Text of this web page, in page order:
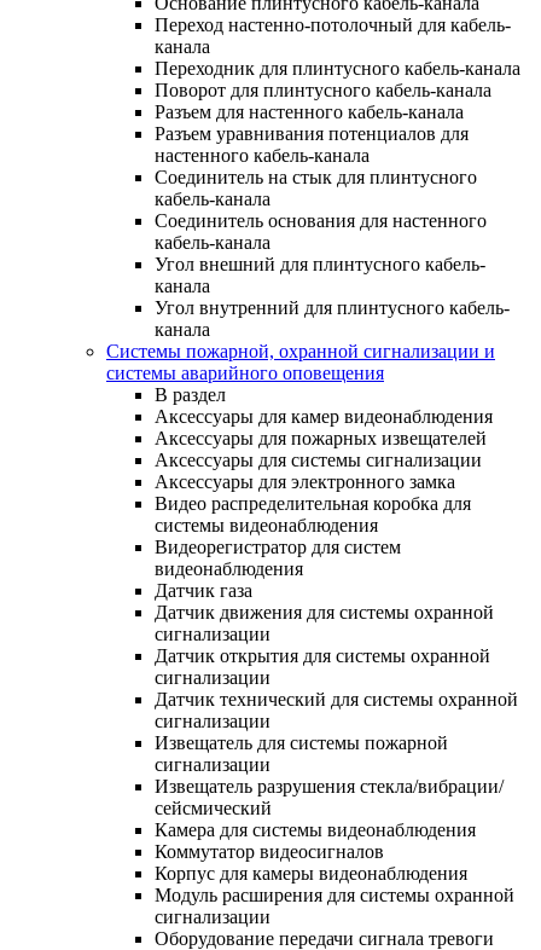
Переход настенно-потолочный для кабель-
канала
Переходник для плинтусного кабель-канала
Поворот для плинтусного кабель-канала
Разъем для настенного кабель-канала
Разъем уравнивания потенциалов для
настенного кабель-канала
Соединитель на стык для плинтусного
кабель-канала
Соединитель основания для настенного
кабель-канала
Угол внешний для плинтусного кабель-
канала
Угол внутренний для плинтусного кабель-
канала
Системы пожарной, охранной сигнализации и
системы аварийного оповещения
В раздел
Аксессуары для камер видеонаблюдения
Аксессуары для пожарных извещателей
Аксессуары для системы сигнализации
Аксессуары для электронного замка
Видео распределительная коробка для
системы видеонаблюдения
Видеорегистратор для систем
видеонаблюдения
Датчик газа
Датчик движения для системы охранной
сигнализации
Датчик открытия для системы охранной
сигнализации
Датчик технический для системы охранной
сигнализации
Извещатель для системы пожарной
сигнализации
Извещатель разрушения стекла/вибрации/
сейсмический
Камера для системы видеонаблюдения
Коммутатор видеосигналов
Корпус для камеры видеонаблюдения
Модуль расширения для системы охранной
сигнализации
Оборудование передачи сигнала тревоги